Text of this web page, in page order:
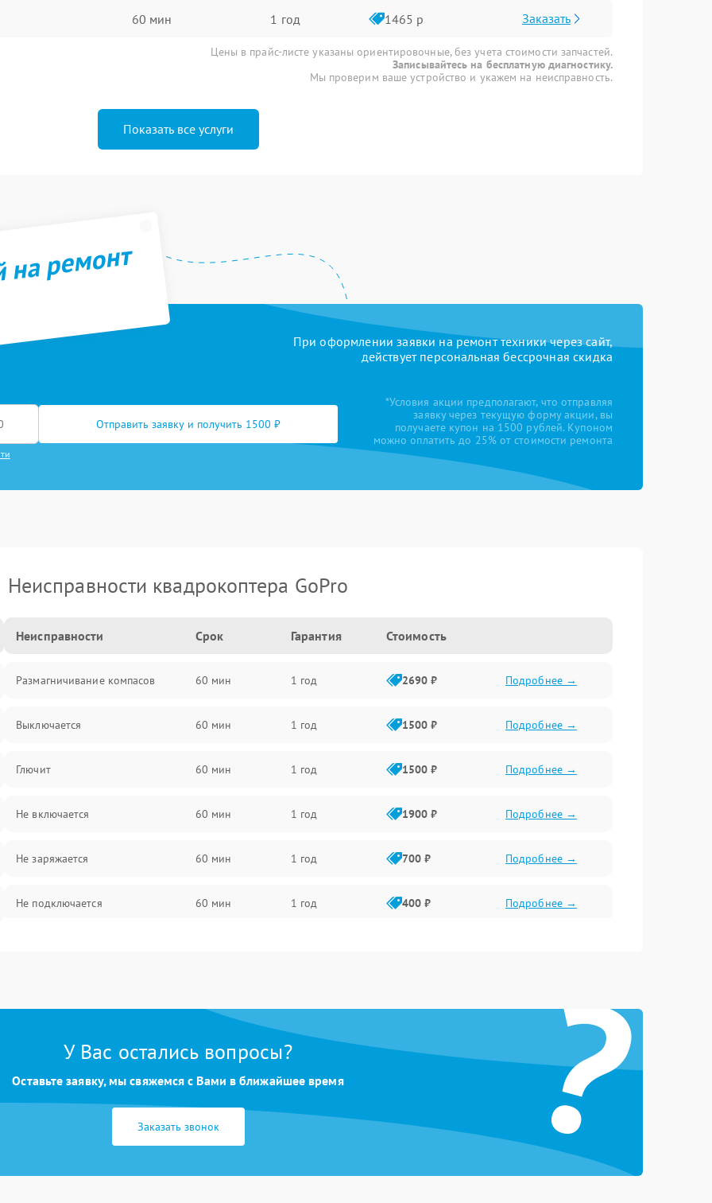
60 мин 1 год 1465 р Заказать
Цены в прайс-листе указаны ориентировочные, без учета стоимости запчастей.
Записывайтесь на бесплатную диагностику.
Мы проверим ваше устройство и укажем на неисправность.
Показать все услуги
ремонт
При оформлении заявки на ремонт техники через сайт,
действует персональная бессрочная скидка
Отправить заявку и получить 1500 ₽
*Условия акции предполагают, что отправляя
заявку через текущую форму акции, вы
получаете купон на 1500 рублей. Купоном
можно оплатить до 25% от стоимости ремонта
Неисправности квадрокоптера GoPro
Неисправности Срок Гарантия Стоимость
Размагничивание компасов 60 мин 1 год 2690 ₽ Подробнее →
Выключается 60 мин 1 год 1500 ₽ Подробнее →
Глючит 60 мин 1 год 1500 ₽ Подробнее →
Не включается 60 мин 1 год 1900 ₽ Подробнее →
Не заряжается 60 мин 1 год 700 ₽ Подробнее →
Не подключается 60 мин 1 год 400 ₽ Подробнее →
?
У Вас остались вопросы?
Оставьте заявку, мы свяжемся с Вами в ближайшее время
Заказать звонок